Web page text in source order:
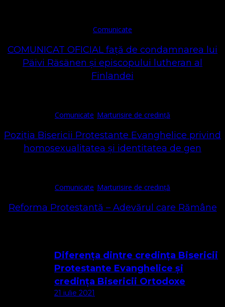
Comunicate
COMUNICAT OFICIAL față de condamnarea lui
Päivi Räsänen și episcopului lutheran al
Finlandei
Comunicate Marturisire de credință
Poziția Bisericii Protestante Evanghelice privind
homosexualitatea și identitatea de gen
Comunicate Marturisire de credință
Reforma Protestantă – Adevărul care Rămâne
Diferența dintre credința Bisericii
Protestante Evanghelice și
credința Bisericii Ortodoxe
21 iulie 2021